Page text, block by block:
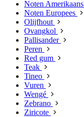
Noten Amerikaans
Noten Europees
Olijfhout
Ovangkol
Pallisander
Peren
Red gum
Teak
Tineo
Vuren
Wengé
Zebrano
Ziricote